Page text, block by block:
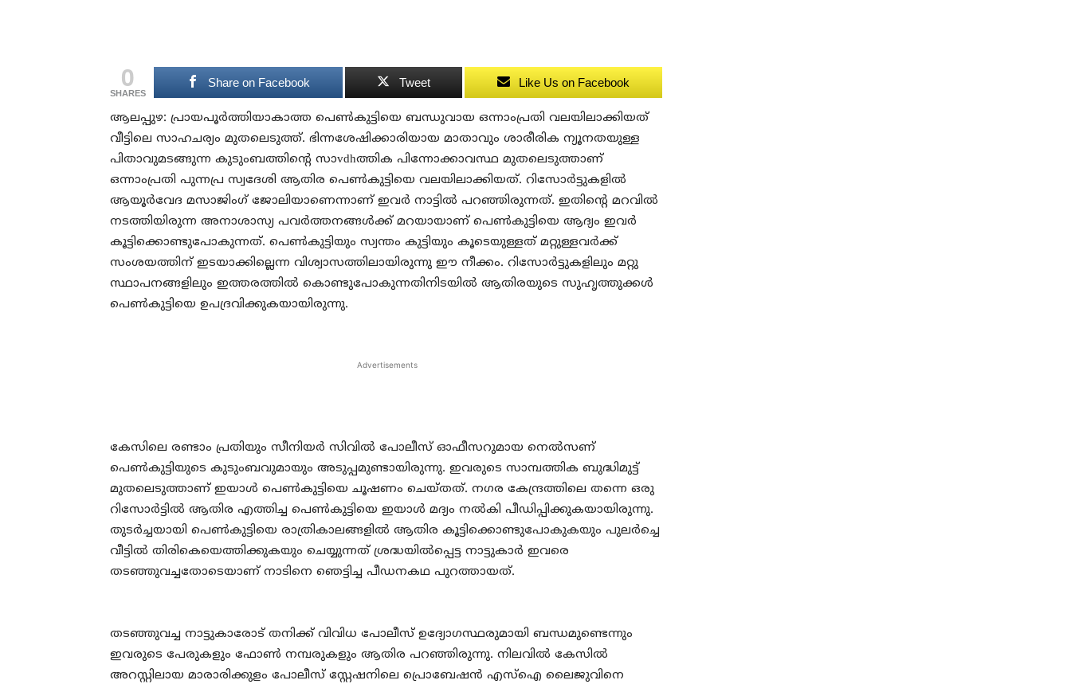
0
SHARES
Share on Facebook Tweet Like Us on Facebook
ആലപ്പുഴ: പ്രായപൂര്‍ത്തിയാകാത്ത പെണ്‍കുട്ടിയെ ബന്ധുവായ ഒന്നാംപ്രതി വലയിലാക്കിയത്
വീട്ടിലെ സാഹചര്യം മുതലെടുത്ത്. ഭിന്നശേഷിക്കാരിയായ മാതാവും ശാരീരിക ന്യൂനതയുള്ള
പിതാവുമടങ്ങുന്ന കുടുംബത്തിന്റെ സാvdhത്തിക പിന്നോക്കാവസ്ഥ മുതലെടുത്താണ്
ഒന്നാംപ്രതി പുന്നപ്ര സ്വദേശി ആതിര പെണ്‍കുട്ടിയെ വലയിലാക്കിയത്. റിസോര്‍ട്ടുകളില്‍
ആയൂര്‍വേദ മസാജിംഗ് ജോലിയാണെന്നാണ് ഇവര്‍ നാട്ടില്‍ പറഞ്ഞിരുന്നത്. ഇതിന്റെ മറവില്‍
നടത്തിയിരുന്ന അനാശാസ്യ പവര്‍ത്തനങ്ങള്‍ക്ക് മറയായാണ് പെണ്‍കുട്ടിയെ ആദ്യം ഇവര്‍
കൂട്ടിക്കൊണ്ടുപോകുന്നത്. പെണ്‍കുട്ടിയും സ്വന്തം കുട്ടിയും കൂടെയുള്ളത് മറ്റുള്ളവര്‍ക്ക്
സംശയത്തിന് ഇടയാക്കില്ലെന്ന വിശ്വാസത്തിലായിരുന്നു ഈ നീക്കം. റിസോര്‍ട്ടുകളിലും മറ്റു
സ്ഥാപനങ്ങളിലും ഇത്തരത്തില്‍ കൊണ്ടുപോകുന്നതിനിടയില്‍ ആതിരയുടെ സുഹൃത്തുക്കള്‍
പെണ്‍കുട്ടിയെ ഉപദ്രവിക്കുകയായിരുന്നു.
Advertisements
കേസിലെ രണ്ടാം പ്രതിയും സീനിയര്‍ സിവില്‍ പോലീസ് ഓഫീസറുമായ നെല്‍സണ്
പെണ്‍കുട്ടിയുടെ കുടുംബവുമായും അടുപ്പമുണ്ടായിരുന്നു. ഇവരുടെ സാമ്പത്തിക ബുദ്ധിമുട്ട്
മുതലെടുത്താണ് ഇയാള്‍ പെണ്‍കുട്ടിയെ ചൂഷണം ചെയ്തത്. നഗര കേന്ദ്രത്തിലെ തന്നെ ഒരു
റിസോര്‍ട്ടില്‍ ആതിര എത്തിച്ച പെണ്‍കുട്ടിയെ ഇയാള്‍ മദ്യം നല്‍കി പീഡിപ്പിക്കുകയായിരുന്നു.
തുടര്‍ച്ചയായി പെണ്‍കുട്ടിയെ രാത്രികാലങ്ങളില്‍ ആതിര കൂട്ടിക്കൊണ്ടുപോകുകയും പുലര്‍ച്ചെ
വീട്ടില്‍ തിരികെയെത്തിക്കുകയും ചെയ്യുന്നത് ശ്രദ്ധയില്‍പ്പെട്ട നാട്ടുകാര്‍ ഇവരെ
തടഞ്ഞുവച്ചതോടെയാണ് നാടിനെ ഞെട്ടിച്ച പീഡനകഥ പുറത്തായത്.
തടഞ്ഞുവച്ച നാട്ടുകാരോട് തനിക്ക് വിവിധ പോലീസ് ഉദ്യോഗസ്ഥരുമായി ബന്ധമുണ്ടെന്നും
ഇവരുടെ പേരുകളും ഫോണ്‍ നമ്പരുകളും ആതിര പറഞ്ഞിരുന്നു. നിലവില്‍ കേസില്‍
അറസ്റ്റിലായ മാരാരിക്കുളം പോലീസ് സ്റ്റേഷനിലെ പ്രൊബേഷന്‍ എസ്ഐ ലൈജുവിനെ